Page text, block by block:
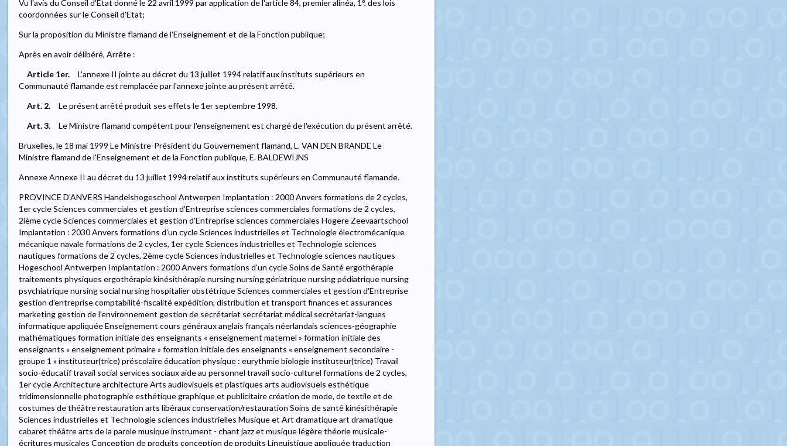
Vu l'avis du Conseil d'Etat donné le 22 avril 1999 par application de l'article 84, premier alinéa, 1°, des lois
coordonnées sur le Conseil d'Etat;
Sur la proposition du Ministre flamand de l'Enseignement et de la Fonction publique;
Après en avoir délibéré, Arrête :
Article 1er.
L'annexe II jointe au décret du 13 juillet 1994 relatif aux instituts supérieurs en
Communauté flamande est remplacée par l'annexe jointe au présent arrêté.
Art. 2.
Le présent arrêté produit ses effets le 1er septembre 1998.
Art. 3.
Le Ministre flamand compétent pour l'enseignement est chargé de l'exécution du présent arrêté.
Bruxelles, le 18 mai 1999 Le Ministre-Président du Gouvernement flamand, L. VAN DEN BRANDE Le
Ministre flamand de l'Enseignement et de la Fonction publique, E. BALDEWIJNS
Annexe Annexe II au décret du 13 juillet 1994 relatif aux instituts supérieurs en Communauté flamande.
PROVINCE D'ANVERS Handelshogeschool Antwerpen Implantation : 2000 Anvers formations de 2 cycles, 1er cycle Sciences commerciales et gestion d'Entreprise sciences commerciales formations de 2 cycles, 2ième cycle Sciences commerciales et gestion d'Entreprise sciences commerciales Hogere Zeevaartschool Implantation : 2030 Anvers formations d'un cycle Sciences industrielles et Technologie électromécanique mécanique navale formations de 2 cycles, 1er cycle Sciences industrielles et Technologie sciences nautiques formations de 2 cycles, 2ème cycle Sciences industrielles et Technologie sciences nautiques Hogeschool Antwerpen Implantation : 2000 Anvers formations d'un cycle Soins de Santé ergothérapie traitements physiques ergothérapie kinésithérapie nursing nursing gériatrique nursing pédiatrique nursing psychiatrique nursing social nursing hospitalier obstétrique Sciences commerciales et gestion d'Entreprise gestion d'entreprise comptabilité-fiscalité expédition, distribution et transport finances et assurances marketing gestion de l'environnement gestion de secrétariat secrétariat médical secrétariat-langues informatique appliquée Enseignement cours généraux anglais français néerlandais sciences-géographie mathématiques formation initiale des enseignants « enseignement maternel » formation initiale des enseignants « enseignement primaire » formation initiale des enseignants « enseignement secondaire - groupe 1 » instituteur(trice) préscolaire éducation physique : eurythmie biologie instituteur(trice) Travail socio-éducatif travail social services sociaux aide au personnel travail socio-culturel formations de 2 cycles, 1er cycle Architecture architecture Arts audiovisuels et plastiques arts audiovisuels esthétique tridimensionnelle photographie esthétique graphique et publicitaire création de mode, de textile et de costumes de théâtre restauration arts libéraux conservation/restauration Soins de santé kinésithérapie Sciences industrielles et Technologie sciences industrielles Musique et Art dramatique art dramatique cabaret théâtre arts de la parole musique instrument - chant jazz et musique légère théorie musicale-écritures musicales Conception de produits conception de produits Linguistique appliquée traduction formations de 2 cycles, 2ème cycle Architecture architecture architecture d'intérieur Arts audiovisuels et plastiques arts audiovisuels esthétique tridimensionnelle photographie esthétique graphique et publicitaire création de mode, de textile et de costumes de théâtre restauration arts libéraux conservation/restauration Sciences industrielles et Technologie construction construction géométrie électromécanique automatisation électromécanique électrotechnique électronique techniques d'information et de communication techniques de plan Musique et Art dramatique art dramatique cabaret théâtre arts de la parole musique instrument - chant jazz et musique légère théorie musicale-écritures musicales Conception de produits conception de produits Linguistique appliquée traduction études d'interprète études de traducteur Implantation : 2300 Turnhout formations d'un cycle Sciences industrielles et Technologie chimie biochimie chimie protection de l'environnement entreprises graphiques industrie du livre entreprises graphiques Implantation : 2500 Lier formations d'un cycle Musique et Art dramatique danse Enseignement électricité-éducation technique et technologique formation initiale des enseignants « enseignement maternel » formation initiale des enseignants « enseignement primaire » formation initiale des enseignants « enseignement secondaire - groupe 1 » instituteur(trice) préscolaire mécanique- éducation technique et technologique instituteur(trice) éducation technique et technologique économie domestique habillement industrie Implantation : 2800 Malines formations d'un cycle Soins de santé nursing nursing hospitalier Sciences industrielles et Technologie construction immobilier chimie biochimie chimie protection d'environnement techniques de transformation électricité électronique formations de deux cycles, 1er cycle Sciences industrielles et Technologie sciences industrielles formations de deux cycles, 2ème cycle Sciences industrielles et Technologie chimie chimie électromécanique automatisation électromécanique électrotechnique électronique techniques d'information et de communication techniques de plan Hogeschool van de Provincie Antwerpen Implantation : 2000 Anvers formations d'un cycle Soins de santé technologie de laboratoire et de l'alimentation technologie de laboratoire médical Sciences commerciales et gestion d'Entreprise gestion d'entreprise pratique juridique gestion de la communication communication dans l'entreprise presse et communication public relations gestion hôtelière gestion de secrétariat secrétariat médical Sciences industrielles et Technologie chimie biochimie chimie techniques de transformation Enseignement formation initiale des enseignants « enseignement secondaire - groupe 1 » éducation technique et technologique économie domestique Travail socio-éducatif orthopédagogie Implantation : 2800 Malines formations d'un cycle Enseignement formation initiale des enseignants « enseignement secondaire - groupe 1 » agriculture et horticulture - éducation technique et technologique Implantation : 2850 Boom formations d'un cycle Sciences industrielles et Technologie électromécanique climatisation techniques de mesurage et de régulation techniques d'entretien Karel de Grote-Hogeschool - Katholieke Hogeschool Antwerpen Implantation : 2018 Anvers formations d'un cycle Soins de santé technologie de laboratoire et de l'alimentation technologie de laboratoire médical nursing nursing gériatrique nursing pédiatrique nursing psychiatrique nursing social nursing hospitalier obstétrique Sciences commerciales et gestion d'Entreprise gestion d'entreprise comptabilité-fiscalité expédition, distribution et transport finances et assurances marketing gestion de l'environnement pratique juridique gestion de secrétariat secrétariat médical secrétariat-langues traduction commerciale et interprétariat informatique appliquée Sciences industrielles et Technologie techniques audiovisuelles photographie chimie biochimie chimie techniques de transformation électricité électronique électromécanique mécanisation de l'entreprise climatisation techniques de mesurage et de régulation mécanique mécanique automobile Enseignement cours généraux anglais français néerlandais sciences-géographie mathématiques formation initiale des enseignants « enseignement maternel » formation initiale des enseignants « enseignement primaire » formation initiale des enseignants « enseignement secondaire - groupe 1 » instituteur(trice) préscolaire industrie - éducation technique et technologique instituteur(trice) arts plastiques Travail socio-éducatif orthopédagogie travail social services sociaux consultation sociale aide au personnel travail socio-culturel formations de cycles, 1er cycle Arts audiovisuels et plastiques arts audiovisuels esthétique tridimensionnelle esthétique graphique et publicitaire arts libéraux Sciences industrielles et Technologie sciences industrielles formations de 2 cycles, 2ème cycle Arts audiovisuels et plastiques arts audiovisuels esthétique tridimensionnelle esthétique graphique et publicitaire arts libéraux Sciences industrielles et Technologie chimie biochimie chimie électricité électricité électronique électromécanique automatisation électromécanique électrotechnique électronique techniques d'information et de communication techniques de projet Katholieke Hogeschool Kempen Implantation : 2290 Vorselaar formation d'un cycle Enseignement cours généraux anglais français néerlandais sciences-géographie mathématiques formation initiale des enseignants « enseignement maternel » formation initiale des enseignants « enseignement primaire » formation initiale des enseignants « enseignement secondaire - groupe 1 » instituteur(trice) préscolaire instituteur(trice) Implantation : 2300 Turnhout formations d'un cycle Soins de santé nursing nursing pédiatrique nursing psychiatrique nursing social nursing hospitalier obstétrique Sciences commerciales et gestion d'Entreprise sciences commerciales comptabilité-fiscalité finances et assurances marketing pratique juridique gestion de secrétariat secrétariat médical secrétariat-langues traduction commerciale et interprétariat Enseignement cours généraux anglais français néerlandais sciences-géographie mathématiques formation initiale des enseignants « enseignement primaire » formation initiale des enseignants « enseignement secondaire - groupe 1 » instituteur(trice) formations d'un cycle Biotechnologie agriculture et biotechnologie Soins de santé ergothérapie traitements physiques ergothérapie orthopédie technologie de laboratoire et de l'alimentation techniques pharmaceutiq